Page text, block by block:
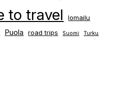
to travel lomailu
Puola road trips Suomi
Turku